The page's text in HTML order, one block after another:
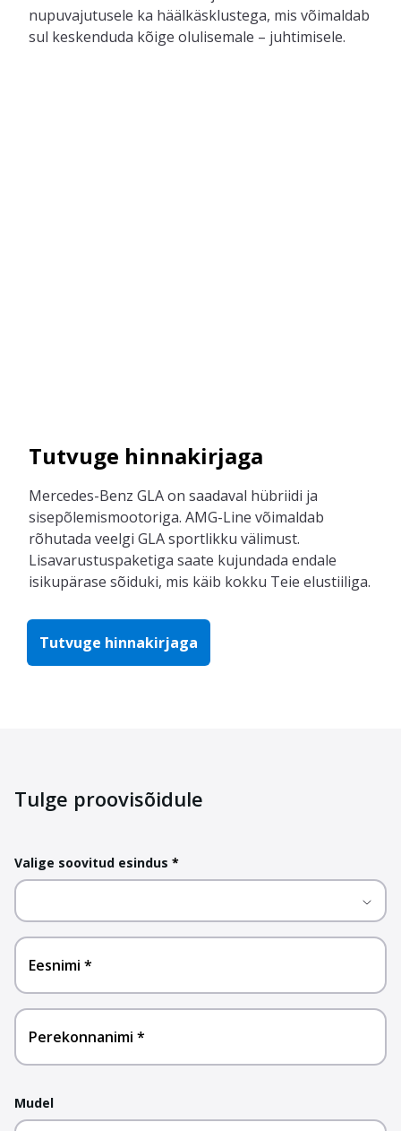
nupuvajutusele ka häälkäsklustega, mis võimaldab
sul keskenduda kõige olulisemale – juhtimisele.
Tutvuge hinnakirjaga
Mercedes-Benz GLA on saadaval hübriidi ja
sisepõlemismootoriga. AMG-Line võimaldab
rõhutada veelgi GLA sportlikku välimust.
Lisavarustuspaketiga saate kujundada endale
isikupärase sõiduki, mis käib kokku Teie elustiiliga.
Tutvuge hinnakirjaga
Tulge proovisõidule
Valige soovitud esindus *
Eesnimi
Perekonnanimi
Mudel